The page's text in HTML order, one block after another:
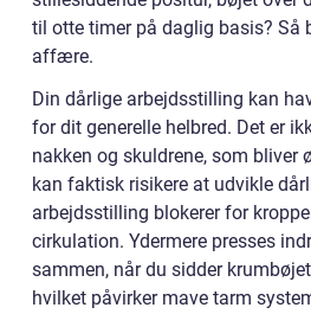
til otte timer på daglig basis? Så
affære.
Din dårlige arbejdsstilling kan
for dit generelle helbred. Det er
nakken og skuldrene, som bliver
kan faktisk risikere at udvikle
arbejdsstilling blokerer for
cirkulation. Ydermere presses
sammen, når du sidder
hvilket påvirker mave tarm